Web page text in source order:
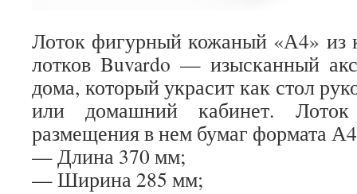
Лоток фигурный кожаный «А4» из
лотков Buvardo — изысканный
дома, который украсит как стол
или домашний кабинет. Лоток
размещения в нем бумаг формата
— Длина 370 мм;
— Ширина 285 мм;